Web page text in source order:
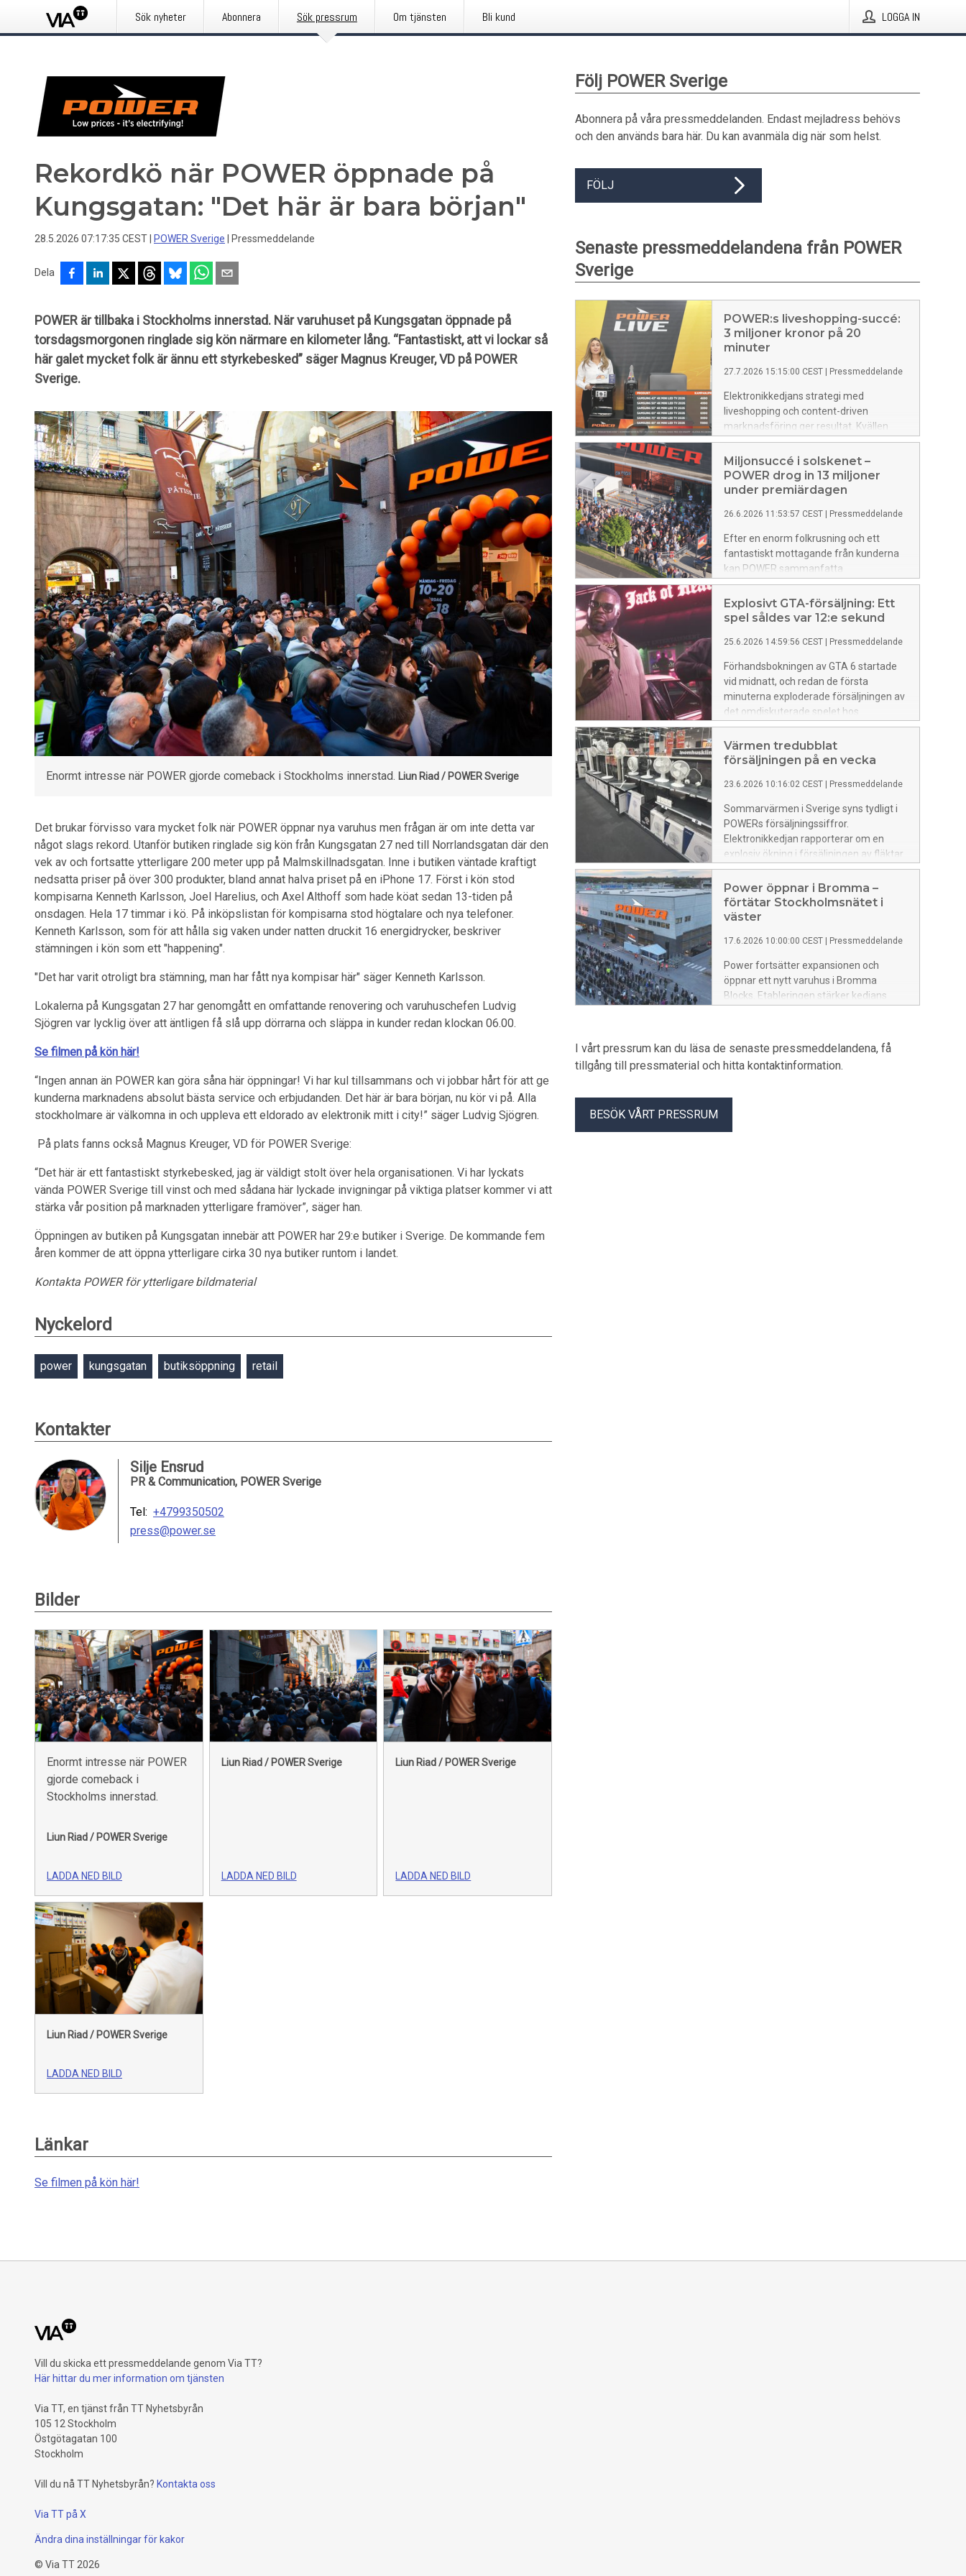
Sök nyheter Abonnera Sök pressrum Om tjänsten Bli kund LOGGA IN
Rekordkö när POWER öppnade på
Kungsgatan: "Det här är bara början"
28.5.2026 07:17:35 CEST POWER Sverige Pressmeddelande
Dela
POWER är tillbaka i Stockholms innerstad. När varuhuset på Kungsgatan öppnade på
torsdagsmorgonen ringlade sig kön närmare en kilometer lång. “Fantastiskt, att vi lockar så
här galet mycket folk är ännu ett styrkebesked” säger Magnus Kreuger, VD på POWER
Sverige.
Enormt intresse när POWER gjorde comeback i Stockholms innerstad. Liun Riad / POWER Sverige
Det brukar förvisso vara mycket folk när POWER öppnar nya varuhus men frågan är om inte detta var
något slags rekord. Utanför butiken ringlade sig kön från Kungsgatan 27 ned till Norrlandsgatan där den
vek av och fortsatte ytterligare 200 meter upp på Malmskillnadsgatan. Inne i butiken väntade kraftigt
nedsatta priser på över 300 produkter, bland annat halva priset på en iPhone 17. Först i kön stod
kompisarna Kenneth Karlsson, Joel Harelius, och Axel Althoff som hade köat sedan 13-tiden på
onsdagen. Hela 17 timmar i kö. På inköpslistan för kompisarna stod högtalare och nya telefoner.
Kenneth Karlsson, som för att hålla sig vaken under natten druckit 16 energidrycker, beskriver
stämningen i kön som ett "happening".
"Det har varit otroligt bra stämning, man har fått nya kompisar här" säger Kenneth Karlsson.
Lokalerna på Kungsgatan 27 har genomgått en omfattande renovering och varuhuschefen Ludvig
Sjögren var lycklig över att äntligen få slå upp dörrarna och släppa in kunder redan klockan 06.00.
Se filmen på kön här!
“Ingen annan än POWER kan göra såna här öppningar! Vi har kul tillsammans och vi jobbar hårt för att ge
kunderna marknadens absolut bästa service och erbjudanden. Det här är bara början, nu kör vi på. Alla
stockholmare är välkomna in och uppleva ett eldorado av elektronik mitt i city!” säger Ludvig Sjögren.
På plats fanns också Magnus Kreuger, VD för POWER Sverige:
“Det här är ett fantastiskt styrkebesked, jag är väldigt stolt över hela organisationen. Vi har lyckats
vända POWER Sverige till vinst och med sådana här lyckade invigningar på viktiga platser kommer vi att
stärka vår position på marknaden ytterligare framöver”, säger han.
Öppningen av butiken på Kungsgatan innebär att POWER har 29:e butiker i Sverige. De kommande fem
åren kommer de att öppna ytterligare cirka 30 nya butiker runtom i landet.
Kontakta POWER för ytterligare bildmaterial
Nyckelord
power kungsgatan butiksöppning retail
Kontakter
Silje Ensrud
PR & Communication, POWER Sverige
Tel: +4799350502
press@power.se
Bilder
Enormt intresse när POWER
gjorde comeback i
Stockholms innerstad.
Liun Riad / POWER Sverige
LADDA NED BILD
Liun Riad / POWER Sverige
LADDA NED BILD
Liun Riad / POWER Sverige
LADDA NED BILD
Liun Riad / POWER Sverige
LADDA NED BILD
Länkar
Se filmen på kön här!
Följ POWER Sverige
Abonnera på våra pressmeddelanden. Endast mejladress behövs
och den används bara här. Du kan avanmäla dig när som helst.
FÖLJ
Senaste pressmeddelandena från POWER
Sverige
POWER:s liveshopping-succé:
3 miljoner kronor på 20
minuter
27.7.2026 15:15:00 CEST Pressmeddelande
Elektronikkedjans strategi med
liveshopping och content-driven
marknadsföring ger resultat. Kvällen
innan POWER drog igång sin största
nordiska kampanj någonsin tjuvstartade
livesändningen – POWER LIVE. Inom 20
minuter hade sändningen omsatt 3
med 75 procent i Sverige. Störst var
tittandet på POWER:s egen sajt.
Miljonsuccé i solskenet –
POWER drog in 13 miljoner
under premiärdagen
26.6.2026 11:53:57 CEST Pressmeddelande
Efter en enorm folkrusning och ett
fantastiskt mottagande från kunderna
kan POWER sammanfatta
premiärdagen för sitt nyrenoverade
varuhus på Torpavallen som en total
succé. När kassorna stängdes för
försäljningen till hela 13 miljoner kronor.
Explosivt GTA-försäljning: Ett
spel såldes var 12:e sekund
25.6.2026 14:59:56 CEST Pressmeddelande
Förhandsbokningen av GTA 6 startade
vid midnatt, och redan de första
minuterna exploderade försäljningen av
det omdiskuterade spelet hos
elektronikskedjan Power Sverige.
Värmen tredubblat
försäljningen på en vecka
23.6.2026 10:16:02 CEST Pressmeddelande
Sommarvärmen i Sverige syns tydligt i
POWERs försäljningssiffror.
Elektronikkedjan rapporterar om en
explosiv ökning i försäljningen av fläktar
och luftkonditionering.
Power öppnar i Bromma –
förtätar Stockholmsnätet i
väster
17.6.2026 10:00:00 CEST Pressmeddelande
Power fortsätter expansionen och
öppnar ett nytt varuhus i Bromma
Blocks. Etableringen stärker kedjans
I vårt pressrum kan du läsa de senaste pressmeddelandena, få
tillgång till pressmaterial och hitta kontaktinformation.
BESÖK VÅRT PRESSRUM
Vill du skicka ett pressmeddelande genom Via TT?
Här hittar du mer information om tjänsten
Via TT, en tjänst från TT Nyhetsbyrån
105 12 Stockholm
Östgötagatan 100
Stockholm
Vill du nå TT Nyhetsbyrån? Kontakta oss
Via TT på X
Ändra dina inställningar för kakor
© Via TT 2026